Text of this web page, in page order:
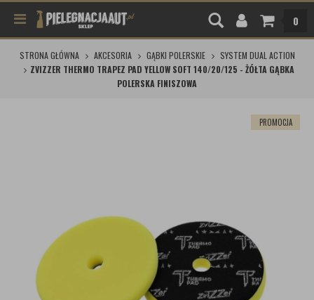
0
STRONA GŁÓWNA AKCESORIA GĄBKI POLERSKIE
SYSTEM DUAL ACTION
ZVIZZER THERMO TRAPEZ PAD YELLOW SOFT 140/20/125 - ŻÓŁTA GĄBKA
POLERSKA FINISZOWA
PROMOCJA